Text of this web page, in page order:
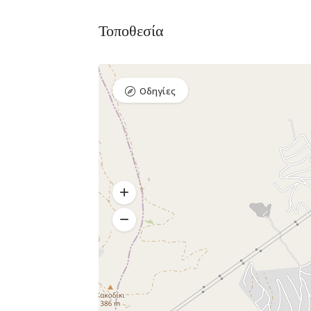
Τοποθεσία
Οδηγίες
Premium Πακέτο
Raval Χαλκιδα
Ξενοδοχεία
Resort
Λίμνη,
Εύβοια 340